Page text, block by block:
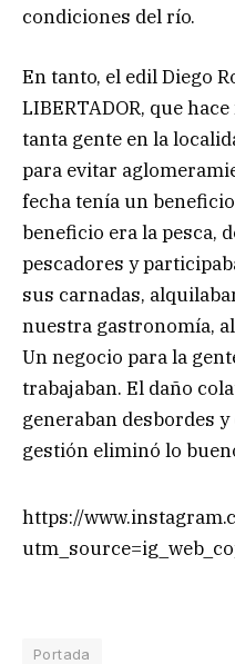
condiciones del río.
En tanto, el edil Diego
LIBERTADOR, que
tanta gente en la
para evitar
fecha tenía un
beneficio era la pesca,
pescadores y
sus carnadas,
nuestra gastronomía,
Un negocio para la
trabajaban. El daño
generaban desbordes
gestión eliminó lo
https://
Portada